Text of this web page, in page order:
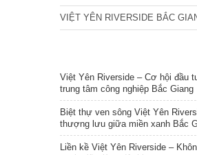
VIỆT YÊN RIVERSIDE BẮC
Việt Yên Riverside – Cơ hội đầu
trung tâm công nghiệp Bắc Giang
Biệt thự ven sông Việt Yên
thượng lưu giữa miền xanh Bắc
Liền kề Việt Yên Riverside –